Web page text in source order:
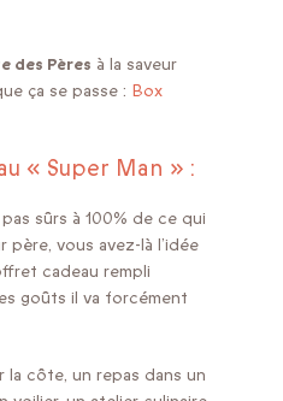
des Pères à la saveur
ça se passe : Box
« Super Man » :
sûrs à 100% de ce qui
père, vous avez-là l’idée
cadeau rempli
goûts il va forcément
côte, un repas dans un